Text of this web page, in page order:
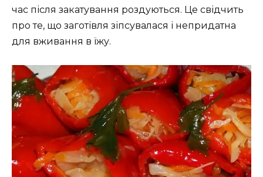
час після закатування роздуються. Це свідчить
про те, що заготівля зіпсувалася і непридатна
для вживання в їжу.